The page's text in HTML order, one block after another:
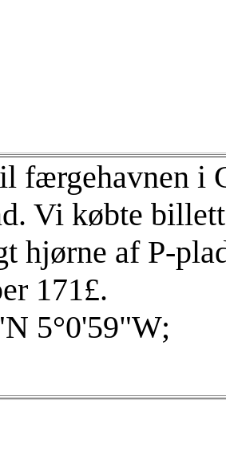
færgehavnen i
Vi købte
hjørne af P-
171£.
5°0'59"W;